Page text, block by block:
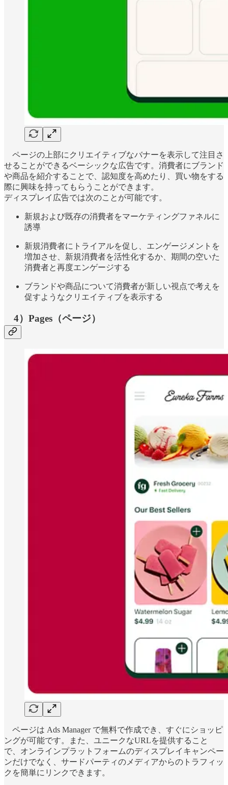
ページの上部にクリエイティブなバナーを表示して注目さ
せることができるベーシックな広告です。消費者にブランド
や商品を紹介することで、認知度を高めたり、買い物をする
際に興味を持ってもらうことができます。
ディスプレイ広告では次のことが可能です。
新規および既存の消費者をマーケティングファネルに
誘導
新規消費者にトライアルを促し、エンゲージメントを
増加させ、新規消費者を活性化するか、期間の空いた
消費者と再度エンゲージする
ブランドや商品について消費者が新しい視点で考えを
促すようなクリエイティブを表示する
4）Pages（ページ）
ページは Ads Manager で無料で作成でき、すぐにショッピ
ングが可能です。また、ユニークなURLを提供すること
で、オンラインプラットフォームのディスプレイキャンペー
ンだけでなく、サードパーティのメディアからのトラフィッ
クを簡単にリンクできます。